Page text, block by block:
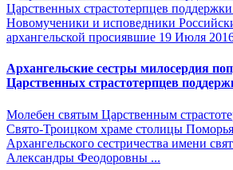
Новомученики и исповедники
архангельской просиявшие 19 Июля
Архангельские сестры милосердия
Царственных страстотерпцев
Молебен святым Царственным
Свято-Троицком храме столицы
Архангельского сестричества имени
Александры Феодоровны ...